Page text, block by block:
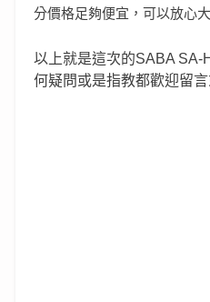
分價格足夠便宜，可以放心
以上就是這次的SABA SA-
何疑問或是指教都歡迎留言